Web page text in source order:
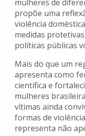
mulheres de
propõe uma
violência
medidas
políticas públicas
Mais do que um
apresenta como
científica e
mulheres
vítimas ainda
formas de
representa não